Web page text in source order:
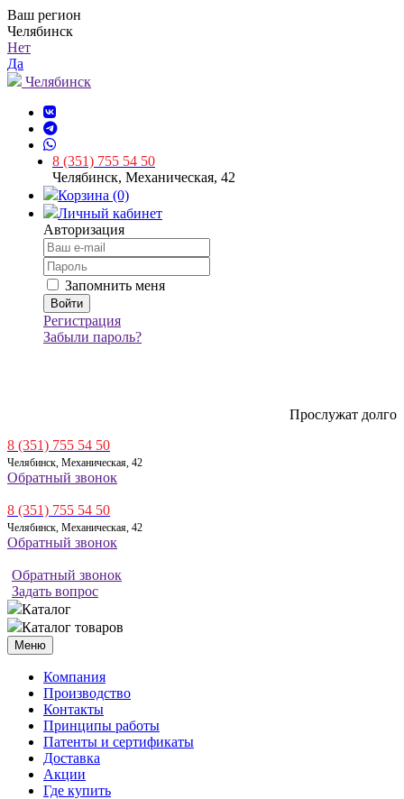
Ваш регион
Челябинск
Нет
Да
Челябинск
8 (351) 755 54 50
Челябинск, Механическая, 42
Корзина (0)
Личный кабинет
Авторизация
Запомнить меня
Регистрация
Забыли пароль?
Прослужат долго
8 (351) 755 54 50
Челябинск, Механическая, 42
Обратный звонок
8 (351) 755 54 50
Челябинск, Механическая, 42
Обратный звонок
Обратный звонок
Задать вопрос
Каталог
Каталог товаров
Меню
Компания
Производство
Контакты
Принципы работы
Патенты и сертификаты
Доставка
Акции
Где купить